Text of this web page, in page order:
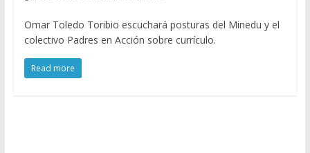
Omar Toledo Toribio escuchará posturas del Minedu y el
colectivo Padres en Acción sobre currículo.
Read more